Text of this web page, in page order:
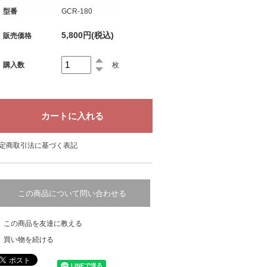
型番 GCR-180
販売価格 5,800円(税込)
購入数 枚
商取引法に基づく表記
この商品について問い合わせる
この商品を友達に教える
買い物を続ける